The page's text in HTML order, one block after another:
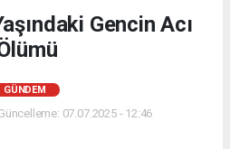
Gencin Acı
GÜNDEM
07.07.2025 - 12:46